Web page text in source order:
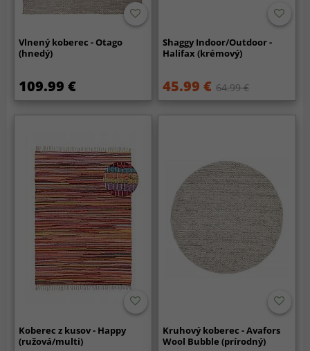
Vlnený koberec - Otago
(hnedý)
109.99 €
Shaggy Indoor/Outdoor -
Halifax (krémový)
45.99 € 64.99 €
Koberec z kusov - Happy
(ružová/multi)
Kruhový koberec - Avafors
Wool Bubble (prírodný)